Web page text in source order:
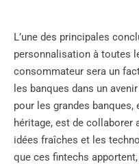
L’une des principales
personnalisation à toutes
consommateur sera un
les banques dans un
pour les grandes
héritage, est de collaborer
idées fraîches et les
que ces fintechs